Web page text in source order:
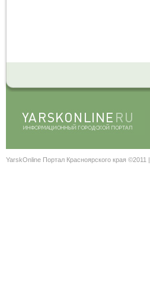
YarskOnline Портал Красноярского края ©2011 |